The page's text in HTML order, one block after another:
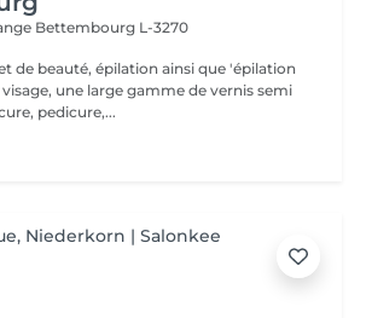
Bettembourg L-3270
de beauté, épilation ainsi que 'épilation
une large gamme de vernis semi
pedicure,...